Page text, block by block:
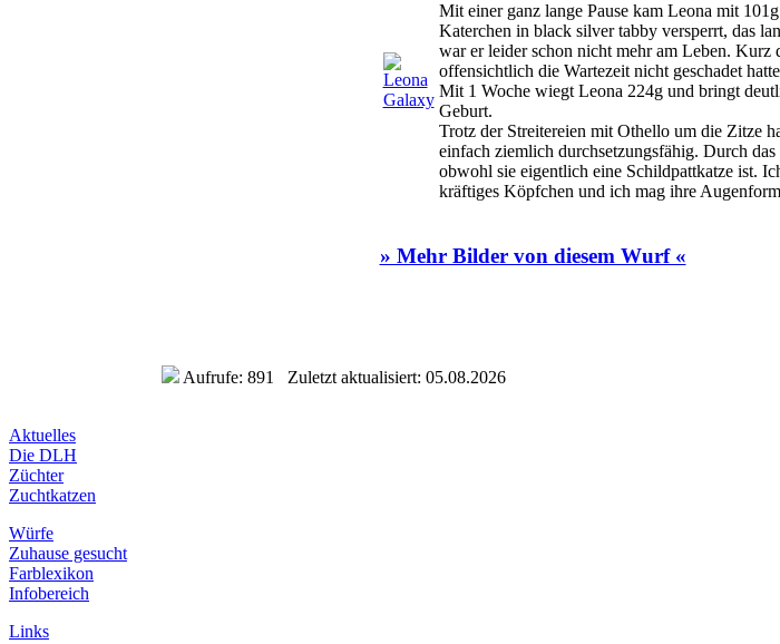
Mit einer ganz lange Pause kam Leona mit
Katerchen in black silver tabby versperrt, das
war er leider schon nicht mehr am Leben. Kurz
offensichtlich die Wartezeit nicht geschadet
Mit 1 Woche wiegt Leona 224g und bringt
Geburt.
Trotz der Streitereien mit Othello um die Zitze
einfach ziemlich durchsetzungsfähig. Durch
obwohl sie eigentlich eine Schildpattkatze ist.
kräftiges Köpfchen und ich mag ihre
» Mehr Bilder von diesem Wurf «
Aufrufe: 891 Zuletzt aktualisiert: 05.08.2026
Aktuelles
Die DLH
Züchter
Zuchtkatzen
Würfe
Zuhause gesucht
Farblexikon
Infobereich
Links